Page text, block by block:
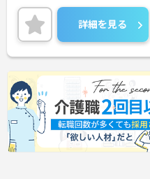
きますよ♪
ご興味ある方には、面接対策ポ
詳細をお話しいたしますので
い！
詳細を見る